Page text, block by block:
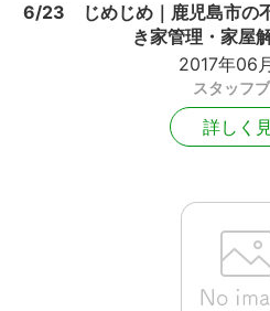
6/23 じめじめ｜鹿児島市の
き家管理・家屋
2017年06
スタッフ
詳しく